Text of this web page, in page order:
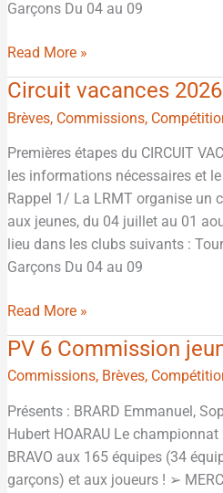
Garçons Du 04 au 09
Read More »
Circuit vacances
Brèves, Commissions,
Premières étapes du CIRCUIT
les informations nécessaires et le
Rappel 1/ La LRMT organise un
aux jeunes, du 04 juillet au 01
lieu dans les clubs suivants :
Garçons Du 04 au 09
Circuit
vacances
étapes
1
et
2
Read More »
PV 6 Commission
Commissions, Brèves,
Présents : BRARD Emmanuel,
Hubert HOARAU Le
BRAVO aux 165 équipes (34
garçons) et aux joueurs ! ➢
PV
6
jeunes
01
juillet